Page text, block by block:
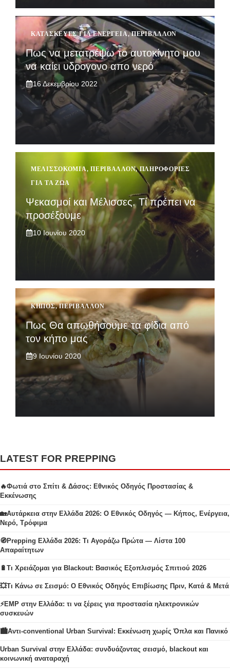
ΚΑΤΑΣΚΕΥΈΣ ΓΙΑ ΕΝΈΡΓΕΙΑ,ΠΕΡΙΒΆΛΛΟΝ
Πως να μετατρέψω το αυτοκίνητο μου
να καίει υδρογονο απο νερό
16 Δεκεμβρίου 2022
ΜΕΛΙΣΣΟΚΟΜΊΑ,ΠΕΡΙΒΆΛΛΟΝ,ΠΛΗΡΟΦΟΡΊΕΣ
ΓΙΑ ΤΑ ΖΏΑ
Ψεκασμοί και Μέλισσες. Τί πρέπει να
προσέξουμε
10 Ιουνίου 2020
ΚΉΠΟΣ,ΠΕΡΙΒΆΛΛΟΝ
Πως Θα απωθήσουμε τα φίδια από
τον κήπο μας
9 Ιουνίου 2020
LATEST FOR PREPPING
🔥Φωτιά στο Σπίτι & Δάσος: Εθνικός Οδηγός Προστασίας &
Εκκένωσης
🏡Αυτάρκεια στην Ελλάδα 2026: Ο Εθνικός Οδηγός — Κήπος, Ενέργεια,
Νερό, Τρόφιμα
🧭Prepping Ελλάδα 2026: Τι Αγοράζω Πρώτα — Λίστα 100
Απαραίτητων
🔋Τι Χρειάζομαι για Blackout: Βασικός Εξοπλισμός Σπιτιού 2026
💥Τι Κάνω σε Σεισμό: Ο Εθνικός Οδηγός Επιβίωσης Πριν, Κατά & Μετά
⚡EMP στην Ελλάδα: τι να ξέρεις για προστασία ηλεκτρονικών
συσκευών
🏙️Αντι-conventional Urban Survival: Εκκένωση χωρίς Όπλα και Πανικό
Urban Survival στην Ελλάδα: συνδυάζοντας σεισμό, blackout και
κοινωνική αναταραχή